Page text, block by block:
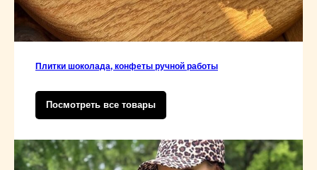
Плитки шоколада, конфеты ручной работы
Посмотреть все товары